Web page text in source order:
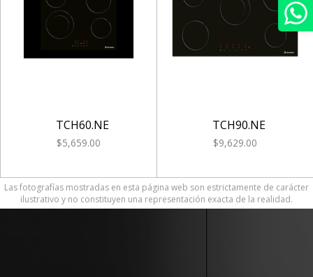
TCH60.NE
$5,659.00
TCH90.NE
$9,629.00
Las fotografías mostradas en esta página web son estrictamente de carácter
ilustrativo y no constituyen una representación exacta de la realidad.